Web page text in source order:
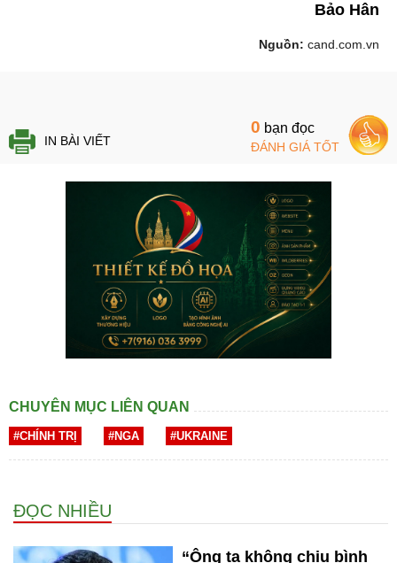
Bảo Hân
Nguồn: cand.com.vn
IN BÀI VIẾT
0 bạn đọc
ĐÁNH GIÁ TỐT
CHUYÊN MỤC LIÊN QUAN
#CHÍNH TRỊ #NGA #UKRAINE
ĐỌC NHIỀU
“Ông ta không chịu bình